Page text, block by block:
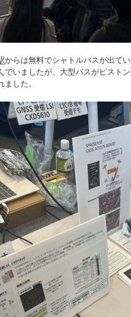
からは無料でシャトルバスが出てい
でいましたが、大型バスがピスト
ました。